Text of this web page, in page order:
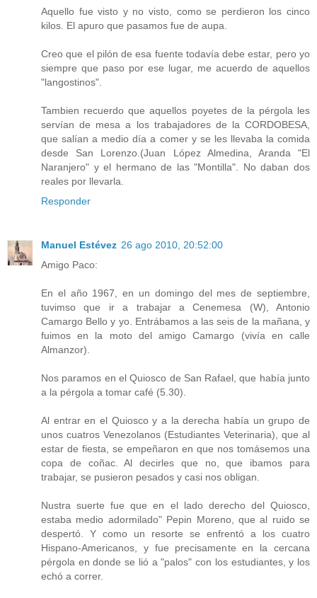
Aquello fue visto y no visto, como se perdieron los cinco
kilos. El apuro que pasamos fue de aupa.
Creo que el pilón de esa fuente todavía debe estar, pero yo
siempre que paso por ese lugar, me acuerdo de aquellos
"langostinos".
Tambien recuerdo que aquellos poyetes de la pérgola les
servían de mesa a los trabajadores de la CORDOBESA,
que salían a medio día a comer y se les llevaba la comida
desde San Lorenzo.(Juan López Almedina, Aranda "El
Naranjero" y el hermano de las "Montilla". No daban dos
reales por llevarla.
Responder
Manuel Estévez 26 ago 2010, 20:52:00
Amigo Paco:
En el año 1967, en un domingo del mes de septiembre,
tuvimso que ir a trabajar a Cenemesa (W), Antonio
Camargo Bello y yo. Entrábamos a las seis de la mañana, y
fuimos en la moto del amigo Camargo (vivía en calle
Almanzor).
Nos paramos en el Quiosco de San Rafael, que había junto
a la pérgola a tomar café (5.30).
Al entrar en el Quiosco y a la derecha había un grupo de
unos cuatros Venezolanos (Estudiantes Veterinaria), que al
estar de fiesta, se empeñaron en que nos tomásemos una
copa de coñac. Al decirles que no, que ibamos para
trabajar, se pusieron pesados y casi nos obligan.
Nustra suerte fue que en el lado derecho del Quiosco,
estaba medio adormilado" Pepin Moreno, que al ruido se
despertó. Y como un resorte se enfrentó a los cuatro
Hispano-Americanos, y fue precisamente en la cercana
pérgola en donde se lió a "palos" con los estudiantes, y los
echó a correr.